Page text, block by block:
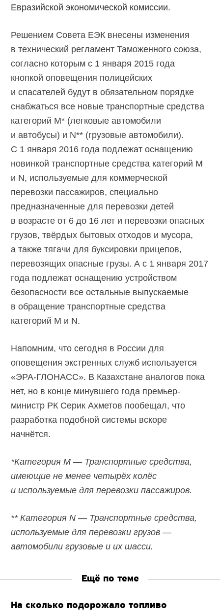
Евразийской экономической комиссии.
Решением Совета ЕЭК внесены изменения
в технический регламент Таможенного союза,
согласно которым с 1 января 2015 года
кнопкой оповещения полицейских
и спасателей будут в обязательном порядке
снабжаться все новые транспортные средства
категорий M* (легковые автомобили
и автобусы) и N** (грузовые автомобили).
С 1 января 2016 года подлежат оснащению
новинкой транспортные средства категорий M
и N, используемые для коммерческой
перевозки пассажиров, специально
предназначенные для перевозки детей
в возрасте от 6 до 16 лет и перевозки опасных
грузов, твёрдых бытовых отходов и мусора,
а также тягачи для буксировки прицепов,
перевозящих опасные грузы. А с 1 января 2017
года подлежат оснащению устройством
безопасности все остальные выпускаемые
в обращение транспортные средства
категорий M и N.
Напомним, что сегодня в России для
оповещения экстренных служб используется
«ЭРА-ГЛОНАСС». В Казахстане аналогов пока
нет, но в конце минувшего года премьер-
министр РК Серик Ахметов пообещал, что
разработка подобной системы вскоре
начнётся.
*Категория M — Транспортные средства,
имеющие не менее четырёх колёс
и используемые для перевозки пассажиров.
** Категория N — Транспортные средства,
используемые для перевозки грузов —
автомобили грузовые и их шасси.
Ещё по теме
На сколько подорожало топливо